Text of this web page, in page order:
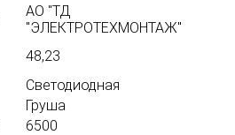
АО "ТД
"ЭЛЕКТРОТЕХМОНТАЖ"
48,23
Светодиодная
Груша
6500